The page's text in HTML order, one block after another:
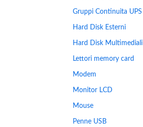
Gruppi Continuita UPS
Hard Disk Esterni
Hard Disk Multimediali
Lettori memory card
Modem
Monitor LCD
Mouse
Penne USB